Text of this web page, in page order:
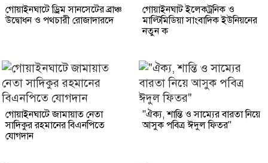
গোয়াইনঘাটে ড্রিম সানসেটের ব্রাঞ্চ
উদ্বোধন ও পথচারী রোজাদারদে
গোয়াইনঘাট ইলেকট্রনিক ও
মাল্টিমিডিয়া সাংবাদিক ইউনিয়নের
নতুন ক
গোয়াইনঘাটে জামায়াত নেতা
সাদিকুর রহমানের বিএনপিতে
যোগদান
"ঐক্য, শান্তি ও সাম্যের বারতা নিয়ে
আসুক পবিত্র ঈদুল ফিতর"